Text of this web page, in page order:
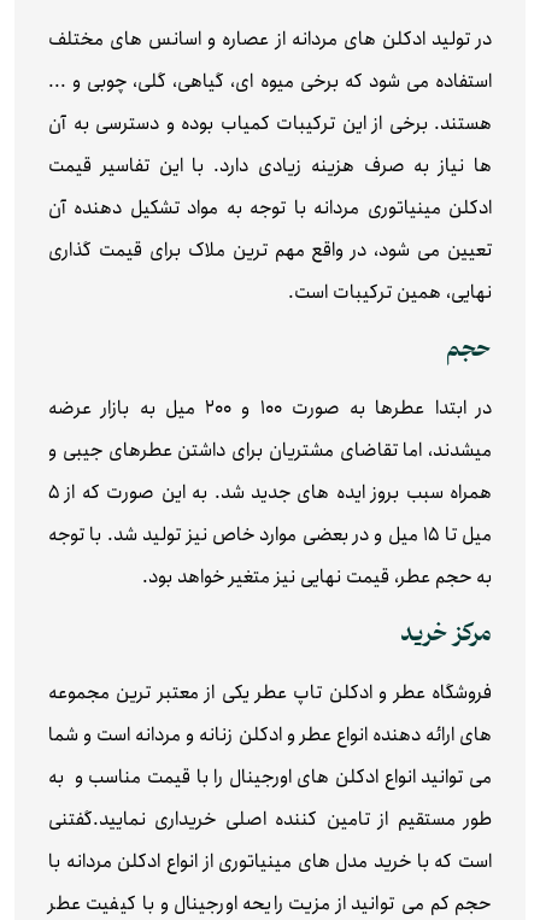
در تولید ادکلن های مردانه از عصاره و اسانس های مختلف
استفاده می شود که برخی میوه ای، گیاهی، گلی، چوبی و ...
هستند. برخی از این ترکیبات کمیاب بوده و دسترسی به آن
ها نیاز به صرف هزینه زیادی دارد. با این تفاسیر قیمت
ادکلن مینیاتوری مردانه با توجه به مواد تشکیل دهنده آن
تعیین می شود، در واقع مهم ترین ملاک برای قیمت گذاری
نهایی، همین ترکیبات است.
حجم
در ابتدا عطرها به صورت 100 و 200 میل به بازار عرضه
میشدند، اما تقاضای مشتریان برای داشتن عطرهای جیبی و
همراه سبب بروز ایده های جدید شد. به این صورت که از ۵
میل تا ۱۵ میل و در بعضی موارد خاص نیز تولید شد. با توجه
به حجم عطر، قیمت نهایی نیز متغیر خواهد بود.
مرکز خرید
فروشگاه عطر و ادکلن تاپ عطریکی از معتبر ترین مجموعه
های ارائه دهنده انواع عطر و ادکلن زنانه و مردانه است و شما
می توانید انواع ادکلن های اورجینال را با قیمت مناسب و به
طور مستقیم از تامین کننده اصلی خریداری نمایید.گفتنی
است که با خرید مدل های مینیاتوری از انواع ادکلن مردانه با
حجم کم می توانید از مزیت رایحه اورجینال و با کیفیت عطر